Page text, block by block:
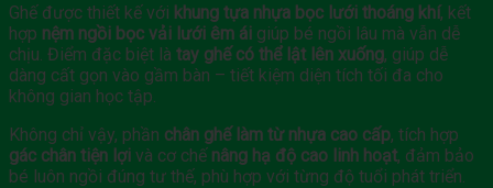
Ghế được thiết kế với khung tựa nhựa bọc lưới thoáng khí, kết
hợp nệm ngồi bọc vải lưới êm ái giúp bé ngồi lâu mà vẫn dễ
chịu. Điểm đặc biệt là tay ghế có thể lật lên xuống, giúp dễ
dàng cất gọn vào gầm bàn – tiết kiệm diện tích tối đa cho
không gian học tập.
Không chỉ vậy, phần chân ghế làm từ nhựa cao cấp, tích hợp
gác chân tiện lợi và cơ chế nâng hạ độ cao linh hoạt, đảm bảo
bé luôn ngồi đúng tư thế, phù hợp với từng độ tuổi phát triển.